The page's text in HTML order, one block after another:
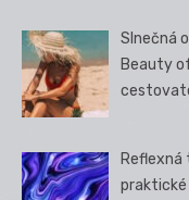
Slnečná
Beauty
Reflexná
praktické